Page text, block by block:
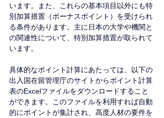
います。また、これらの基本項目以外にも特
別加算措置（ボーナスポイント）を受けられ
る条件があります。主に日本の大学や機関と
の関連性について、特別加算措置が取られて
います。
具体的なポイント計算にあたっては、以下の
出入国在留管理庁のサイトからポイント計算
表のExcelファイルをダウンロードすること
ができます。このファイルを利用すれば自動
的にポイントが集計され、高度人材の要件を